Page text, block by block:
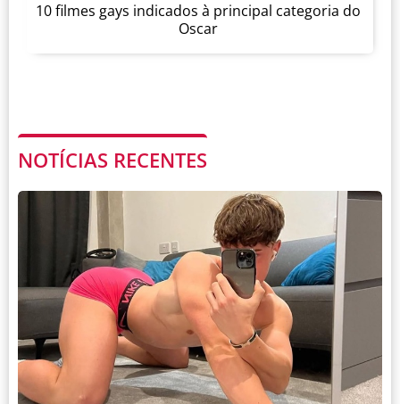
10 filmes gays indicados à principal categoria do
Oscar
NOTÍCIAS RECENTES